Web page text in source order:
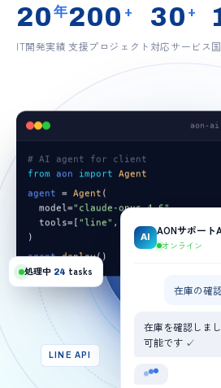
20 年
IT開発実績
200 +
支援プロジェクト
30 +
対応サービス
LINE API
aon-
# AI agent for client
from
aon import Agent
agent = Agent (
model="claude-opus-4.6",
tools=[ "line" ,
)
agent.deploy()
AI AONサポート
オンライン
在庫の確
在庫を確認しま
可能です ✓
処理中 24 tasks